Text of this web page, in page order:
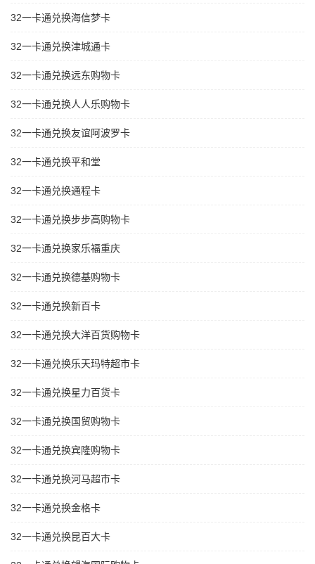
32一卡通兑换海信梦卡
32一卡通兑换津城通卡
32一卡通兑换远东购物卡
32一卡通兑换人人乐购物卡
32一卡通兑换友谊阿波罗卡
32一卡通兑换平和堂
32一卡通兑换通程卡
32一卡通兑换步步高购物卡
32一卡通兑换家乐福重庆
32一卡通兑换德基购物卡
32一卡通兑换新百卡
32一卡通兑换大洋百货购物卡
32一卡通兑换乐天玛特超市卡
32一卡通兑换星力百货卡
32一卡通兑换国贸购物卡
32一卡通兑换宾隆购物卡
32一卡通兑换河马超市卡
32一卡通兑换金格卡
32一卡通兑换昆百大卡